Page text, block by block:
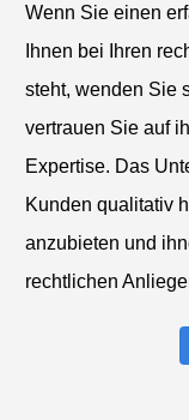
Wenn Sie einen
Ihnen bei Ihren
steht, wenden Sie
vertrauen Sie auf
Expertise. Das
Kunden qualitativ
anzubieten und
rechtlichen